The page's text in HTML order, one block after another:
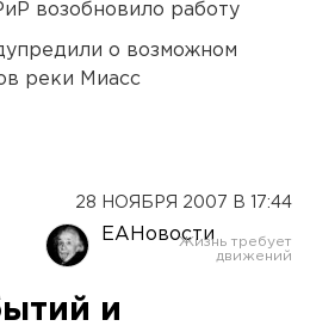
возобновило работу
о возможном
реки Миасс
28 НОЯБРЯ 2007 В 17:44
ЕАНовости
и